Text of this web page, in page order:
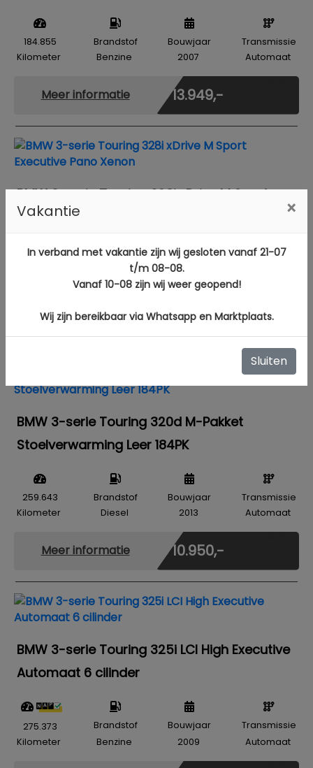
184.855
Kilometer
Brandstof
Benzine
Bouwjaar
2007
Transmissie
Automaat
Meer informatie € 13.949,-
BMW 3-serie Touring 328i xDrive M Sport
Executive Pano Xenon
Benzine
Bouwjaar
2014
Handgeschakeld
Meer informatie € 9.950,-
BMW 3-serie Touring 320d M-Pakket
Stoelverwarming Leer 184PK
259.643
Kilometer
Brandstof
Diesel
Bouwjaar
2013
Transmissie
Automaat
Meer informatie € 10.950,-
BMW 3-serie Touring 325i LCI High Executive
Automaat 6 cilinder
275.373
Kilometer
Brandstof
Benzine
Bouwjaar
2009
Transmissie
Automaat
Vakantie ×
In verband met vakantie zijn wij gesloten vanaf 21-07
t/m 08-08.
Vanaf 10-08 zijn wij weer geopend!
Wij zijn bereikbaar via Whatsapp en Marktplaats.
Sluiten